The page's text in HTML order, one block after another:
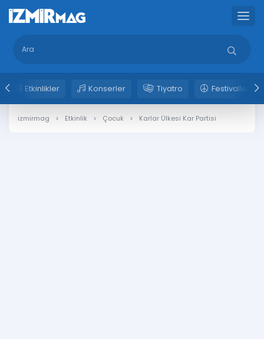
Etkinlikler Konserler Tiyatro Festivaller
izmirmag Etkinlik Çocuk Karlar Ülkesi Kar Partisi